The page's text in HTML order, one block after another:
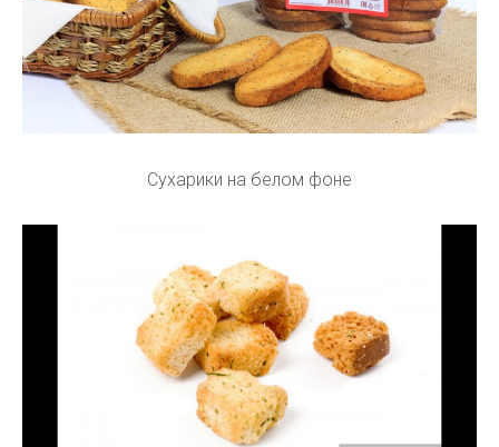
Сухарики на белом фоне